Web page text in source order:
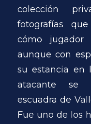
colección
fotografías
cómo jugador
aunque con
su estancia en
atacante se
escuadra de
Fue uno de los